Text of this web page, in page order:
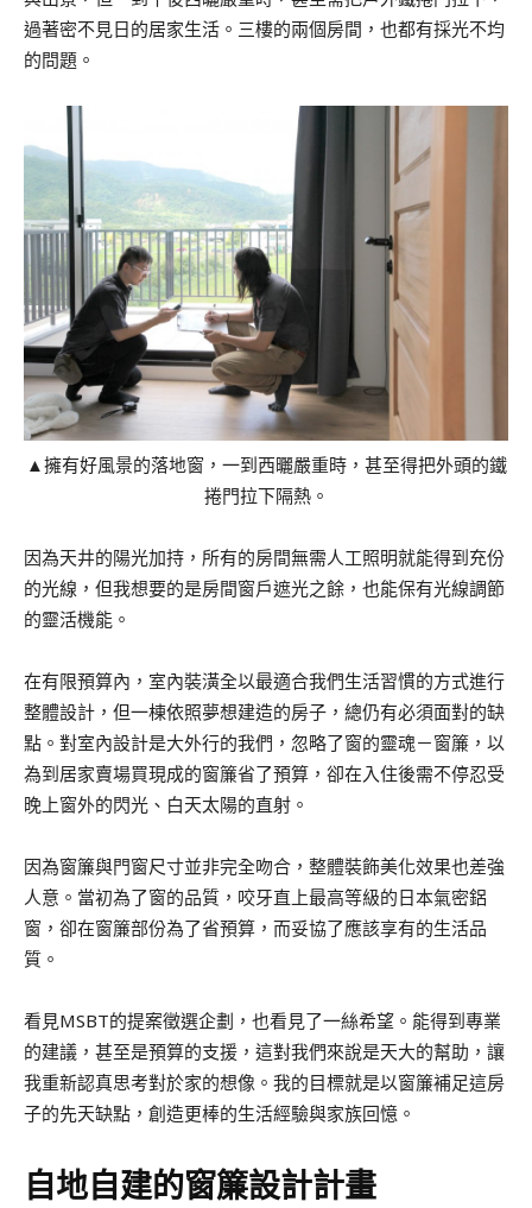
過著密不見日的居家生活。三樓的兩個房間，也都有採光不均
的問題。
▲擁有好風景的落地窗，一到西曬嚴重時，甚至得把外頭的鐵
捲門拉下隔熱。
因為天井的陽光加持，所有的房間無需人工照明就能得到充份
的光線，但我想要的是房間窗戶遮光之餘，也能保有光線調節
的靈活機能。
在有限預算內，室內裝潢全以最適合我們生活習慣的方式進行
整體設計，但一棟依照夢想建造的房子，總仍有必須面對的缺
點。對室內設計是大外行的我們，忽略了窗的靈魂－窗簾，以
為到居家賣場買現成的窗簾省了預算，卻在入住後需不停忍受
晚上窗外的閃光、白天太陽的直射。
因為窗簾與門窗尺寸並非完全吻合，整體裝飾美化效果也差強
人意。當初為了窗的品質，咬牙直上最高等級的日本氣密鋁
窗，卻在窗簾部份為了省預算，而妥協了應該享有的生活品
質。
看見MSBT的提案徵選企劃，也看見了一絲希望。能得到專業
的建議，甚至是預算的支援，這對我們來說是天大的幫助，讓
我重新認真思考對於家的想像。我的目標就是以窗簾補足這房
子的先天缺點，創造更棒的生活經驗與家族回憶。
自地自建的窗簾設計計畫